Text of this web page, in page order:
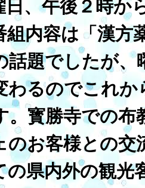
日、午後２時か
組内容は「漢方
話題でしたが、
わるのでこれか
。寳勝寺での布
のお客様との交
の県内外の観光